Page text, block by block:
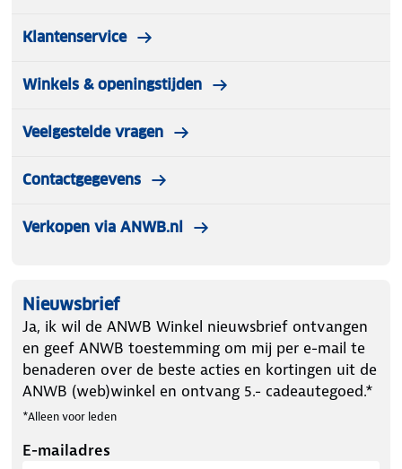
Klantenservice
Winkels & openingstijden
Veelgestelde vragen
Contactgegevens
Verkopen via ANWB.nl
Nieuwsbrief
Ja, ik wil de ANWB Winkel nieuwsbrief ontvangen
en geef ANWB toestemming om mij per e-mail te
benaderen over de beste acties en kortingen uit de
ANWB (web)winkel en ontvang 5.- cadeautegoed.*
*Alleen voor leden
E-mailadres